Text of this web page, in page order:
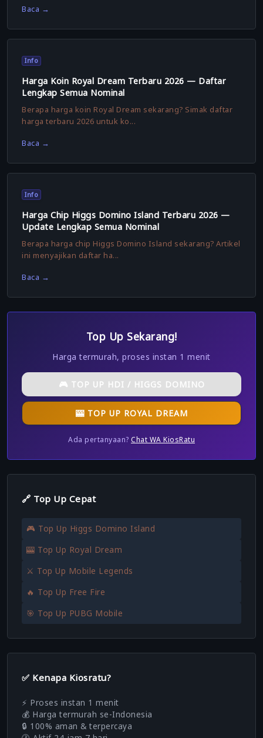
Baca →
Info
Harga Koin Royal Dream Terbaru 2026 — Daftar
Lengkap Semua Nominal
Berapa harga koin Royal Dream sekarang? Simak daftar
harga terbaru 2026 untuk ko...
Baca →
Info
Harga Chip Higgs Domino Island Terbaru 2026 —
Update Lengkap Semua Nominal
Berapa harga chip Higgs Domino Island sekarang? Artikel
ini menyajikan daftar ha...
Baca →
Top Up Sekarang!
Harga termurah, proses instan 1 menit
🎮 TOP UP HDI / HIGGS DOMINO
🎰 TOP UP ROYAL DREAM
Ada pertanyaan? Chat WA KiosRatu
🔗 Top Up Cepat
🎮 Top Up Higgs Domino Island
🎰 Top Up Royal Dream
⚔️ Top Up Mobile Legends
🔥 Top Up Free Fire
🎯 Top Up PUBG Mobile
✅ Kenapa Kiosratu?
⚡ Proses instan 1 menit
💰 Harga termurah se-Indonesia
🔒 100% aman & terpercaya